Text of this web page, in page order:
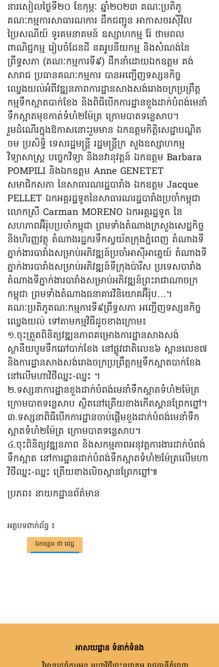
នារសៀលថ្ងៃទី២០ ខែកុម្ភៈ ឆ្នាំ២០២៣ គណៈប្រតិភូ
គណៈកម្មការសាធារណការ ដឹកជញ្ជូន អាកាសចរស៊ីវិល
ប្រៃសណីយ៍ ទូរគមនាគមន៍ ឧស្សាហកម្ម រ៉ែ ថាមពល
ពាណិជ្ជកម្ម រៀបចំដែនដី នគរូបនីយកម្ម និងសំណង់នៃ
ព្រឹទ្ធសភា (គណៈកម្មការទី៩) ដឹកនាំដោយឯកឧត្តម គង់
សារាជ ប្រធានគណៈកម្មការ បានអញ្ជើញទស្សនកិច្ច
ឈ្វេងយល់អំពីវឌ្ឍនភាពការដ្ឋានសាងសង់រោងចក្រប្រព្រឹត្ត
កម្មទឹកស្អាតបាក់ខែង និងពិធីបើកការដ្ឋានខួងដាក់បំពង់មេនាំ
ទឹកស្អាតមុខកាត់ទំហំ២ម៉ែត្រ ក្រោមបាតទន្លេសាប។
រួមដំណើរក្នុងឱកាសនោះរួមមាន ឯកឧត្តមកិត្តិសេដ្ឋាបណ្ឌិត
ចម ប្រសិទ្ធិ ទេសរដ្ឋមន្រ្តី រដ្ឋមន្រ្តីក្រ សួងឧស្សាហកម្ម
វិទ្យាសាស្រ្ត បច្ចេកវិទ្យា និងនវានុវត្តន៍ ឯកឧត្តម Barbara
POMPILI និងឯកឧត្តម Anne GENETET
សមាជិកសភា នៃសាធារណរដ្ឋបារាំង ឯកឧត្តម Jacque
PELLET ឯកអគ្គរដ្ឋទូតនៃសាធារណរដ្ឋបារាំងប្រចាំកម្ពុជា
លោកស្រី Carman MORENO ឯកអគ្គរដ្ឋទូត នៃ
សហភាពអ៊ឺរ៉ុបប្រចាំកម្ពុជា ព្រមទាំងតំណាងក្រសួងសេដ្ឋកិច្ច
និងហិរញ្ញវត្ថុ តំណាងរដ្ឋករទឹកស្វយ័តក្រុងភ្នំពេញ តំណាងទី
ភ្នាក់ងារបារាំងសម្រាប់អភិវឌ្ឍន៍ប្រចាំអាស៊ីអាគ្នេយ៍ តំណាងទី
ភ្នាក់ងារបារាំងសម្រាប់អភិវឌ្ឍន៍ទីក្រុងប៉ារីស ប្រទេសបារាំង
តំណាងទីភ្នាក់ងារបារាំងសម្រាប់អភិវឌ្ឍន៍ព្រះរាជាណាចក្រ
កម្ពុជា ព្រមទាំងតំណាងធនាគារវិនិយោគអ៊ឺរ៉ុប…។
គណៈប្រតិភូគណៈកម្មការទី៩ព្រឹទ្ធសភា អញ្ជើញទស្សនកិច្ច
ឈ្វេងយល់ ទៅតាមកម្មវិធីដូចខាងក្រោម៖
១.ចុះត្រួតពិនិត្យវឌ្ឍនភាពគម្រោងការដ្ឋានសាងសង់
ស្ថានីយបូមទឹកឆៅបាក់ខែង នៅផ្លូវជាតិលេខ៦ ស្ពានលេខ៧
និងការដ្ឋានសាងសង់រោងចក្រប្រព្រឹត្តកម្មទឹកស្អាតបាក់ខែង
នៅលើមហាវិថីឈ្នះ-ឈ្នះ ។
២.ទស្សនាការដ្ឋានខួងដាក់បំពង់មេនាំទឹកស្អាតទំហំ២ម៉ែត្រ
ក្រោមបាតទន្លេសាប ស្ថិតនៅត្រើយខាងកើតស្ពានព្រែកព្នៅ។
៣.ទស្សនាពិធីបើកការដ្ឋានចាប់ផ្តើមខួងដាក់បំពង់មេនាំទឹក
ស្អាតទំហំ២ម៉ែត្រ ក្រោមបាតទន្លេសាប។
៤.ចុះពិនិត្យវឌ្ឍនភាព និងសកម្មភាពអនុវត្តការងារដាក់បំពង់
ទឹកស្អាត នៅការដ្ឋានដាក់បំពង់ទឹកស្អាតទំហំ២ម៉ែត្រលើមហា
វិថីឈ្នះ-ឈ្នះ ត្រើយខាងលិចស្ពានព្រែកព្នៅ៕
ប្រភព៖ នាយកដ្ឋានព័ត៌មាន
អត្ថបទពាក់ព័ន្ធ ៖
ឯកឧត្តម ជា ជេដ្ឋ
អាសយដ្ឋាន ទំនាក់ទំនង